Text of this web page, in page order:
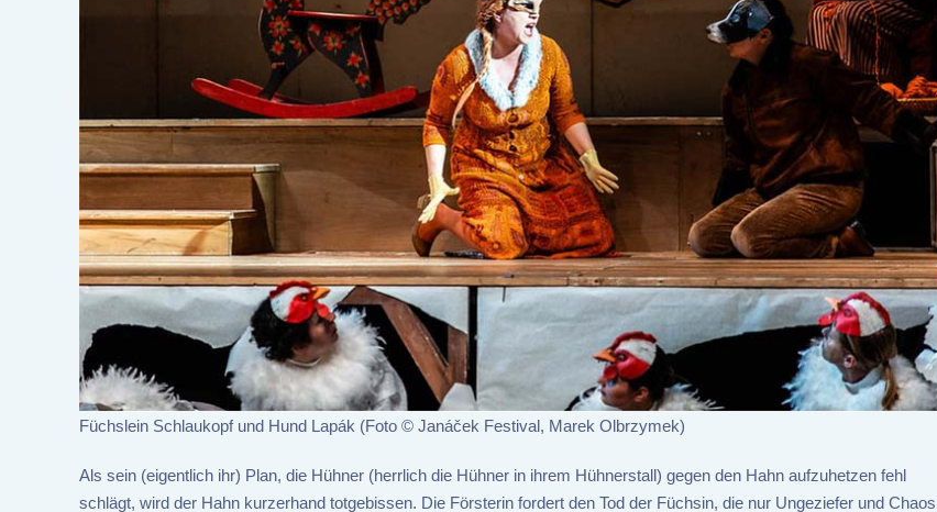
Füchslein Schlaukopf und Hund Lapák (Foto © Janáček Festival, Marek Olbrzymek)
Als sein (eigentlich ihr) Plan, die Hühner (herrlich die Hühner in ihrem Hühnerstall) gegen den Hahn aufzuhetzen fehl
schlägt, wird der Hahn kurzerhand totgebissen. Die Försterin fordert den Tod der Füchsin, die nur Ungeziefer und Chaos